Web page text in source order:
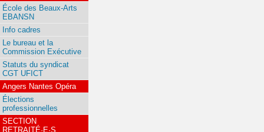
École des Beaux-Arts
EBANSN
Info cadres
Le bureau et la
Commission Exécutive
Statuts du syndicat
CGT UFICT
Angers Nantes Opéra
Élections
professionnelles
SECTION
RETRAITÉ·E·S